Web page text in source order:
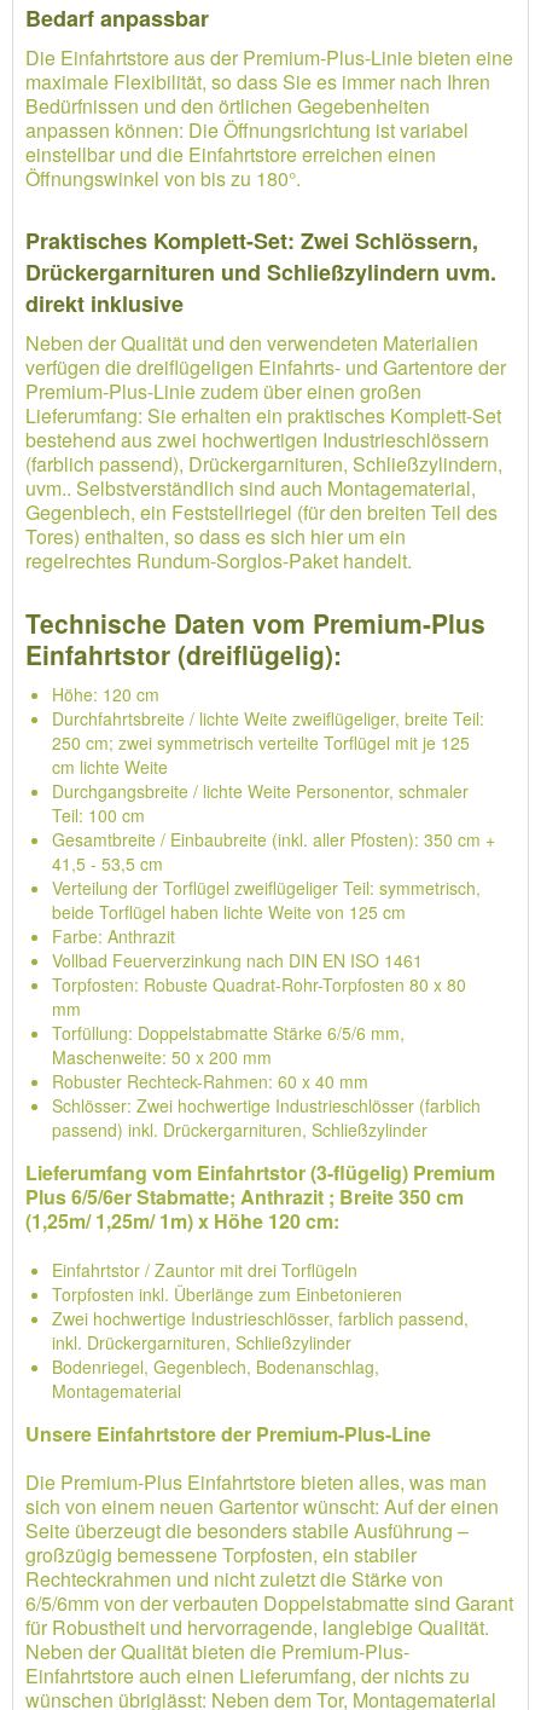
Bedarf anpassbar
Die Einfahrtstore aus der Premium-Plus-Linie bieten eine
maximale Flexibilität, so dass Sie es immer nach Ihren
Bedürfnissen und den örtlichen Gegebenheiten
anpassen können: Die Öffnungsrichtung ist variabel
einstellbar und die Einfahrtstore erreichen einen
Öffnungswinkel von bis zu 180°.
Praktisches Komplett-Set: Zwei Schlössern,
Drückergarnituren und Schließzylindern uvm.
direkt inklusive
Neben der Qualität und den verwendeten Materialien
verfügen die dreiflügeligen Einfahrts- und Gartentore der
Premium-Plus-Linie zudem über einen großen
Lieferumfang: Sie erhalten ein praktisches Komplett-Set
bestehend aus zwei hochwertigen Industrieschlössern
(farblich passend), Drückergarnituren, Schließzylindern,
uvm.. Selbstverständlich sind auch Montagematerial,
Gegenblech, ein Feststellriegel (für den breiten Teil des
Tores) enthalten, so dass es sich hier um ein
regelrechtes Rundum-Sorglos-Paket handelt.
Technische Daten vom Premium-Plus
Einfahrtstor (dreiflügelig):
Höhe: 120 cm
Durchfahrtsbreite / lichte Weite zweiflügeliger, breite Teil:
250 cm; zwei symmetrisch verteilte Torflügel mit je 125
cm lichte Weite
Durchgangsbreite / lichte Weite Personentor, schmaler
Teil: 100 cm
Gesamtbreite / Einbaubreite (inkl. aller Pfosten): 350 cm +
41,5 - 53,5 cm
Verteilung der Torflügel zweiflügeliger Teil: symmetrisch,
beide Torflügel haben lichte Weite von 125 cm
Farbe: Anthrazit
Vollbad Feuerverzinkung nach DIN EN ISO 1461
Torpfosten: Robuste Quadrat-Rohr-Torpfosten 80 x 80
mm
Torfüllung: Doppelstabmatte Stärke 6/5/6 mm,
Maschenweite: 50 x 200 mm
Robuster Rechteck-Rahmen: 60 x 40 mm
Schlösser: Zwei hochwertige Industrieschlösser (farblich
passend) inkl. Drückergarnituren, Schließzylinder
Lieferumfang vom Einfahrtstor (3-flügelig) Premium
Plus 6/5/6er Stabmatte; Anthrazit ; Breite 350 cm
(1,25m/ 1,25m/ 1m) x Höhe 120 cm:
Einfahrtstor / Zauntor mit drei Torflügeln
Torpfosten inkl. Überlänge zum Einbetonieren
Zwei hochwertige Industrieschlösser, farblich passend,
inkl. Drückergarnituren, Schließzylinder
Bodenriegel, Gegenblech, Bodenanschlag,
Montagematerial
Unsere Einfahrtstore der Premium-Plus-Line
Die Premium-Plus Einfahrtstore bieten alles, was man
sich von einem neuen Gartentor wünscht: Auf der einen
Seite überzeugt die besonders stabile Ausführung –
großzügig bemessene Torpfosten, ein stabiler
Rechteckrahmen und nicht zuletzt die Stärke von
6/5/6mm von der verbauten Doppelstabmatte sind Garant
für Robustheit und hervorragende, langlebige Qualität.
Neben der Qualität bieten die Premium-Plus-
Einfahrtstore auch einen Lieferumfang, der nichts zu
wünschen übriglässt: Neben dem Tor, Montagematerial